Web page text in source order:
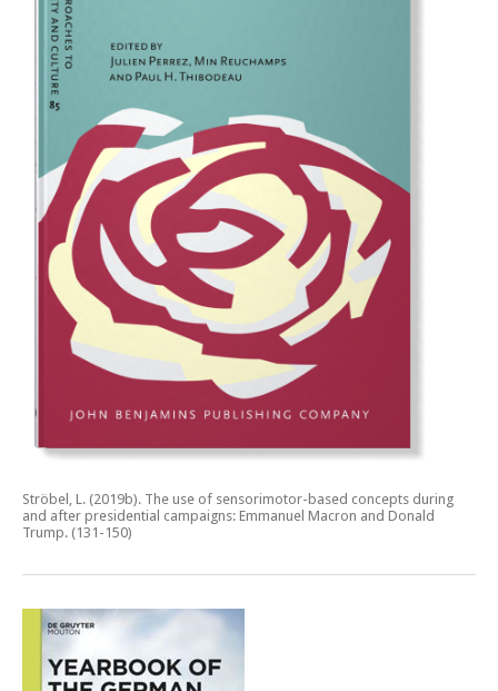
Ströbel, L. (2019b). The use of sensorimotor-based concepts during
and after presidential campaigns: Emmanuel Macron and Donald
Trump. (131-150)